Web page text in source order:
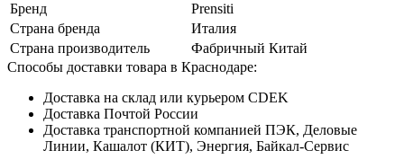
Бренд
Prensiti
Страна бренда
Италия
Страна производитель
Фабричный Китай
Способы доставки товара в Краснодаре:
Доставка на склад или курьером CDEK
Доставка Почтой России
Доставка транспортной компанией ПЭК, Деловые
Линии, Кашалот (КИТ), Энергия, Байкал-Сервис